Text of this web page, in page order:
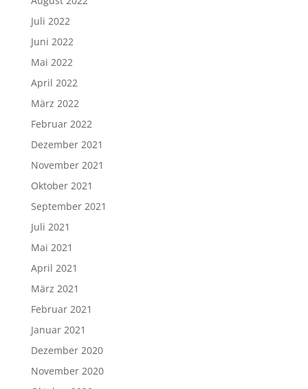
Juli 2022
Juni 2022
Mai 2022
April 2022
März 2022
Februar 2022
Dezember 2021
November 2021
Oktober 2021
September 2021
Juli 2021
Mai 2021
April 2021
März 2021
Februar 2021
Januar 2021
Dezember 2020
November 2020